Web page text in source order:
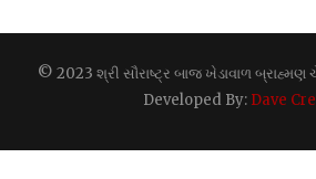
© 2023 શ્રી સૌરાષ્ટ્ર બાજ ખેડાવાળ બ્રાહ્મણ
Developed By: Dave